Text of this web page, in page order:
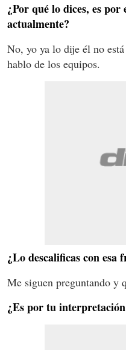
¿Por qué lo dices, es por
actualmente?
No, yo ya lo dije él no
hablo de los equipos.
¿Lo descalificas con esa
Me siguen preguntando y
¿Es por tu